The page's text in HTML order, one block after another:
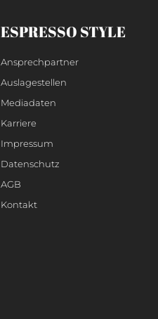
ESPRESSO STYLE
Ansprechpartner
Auslagestellen
Mediadaten
Karriere
Impressum
Datenschutz
AGB
Kontakt